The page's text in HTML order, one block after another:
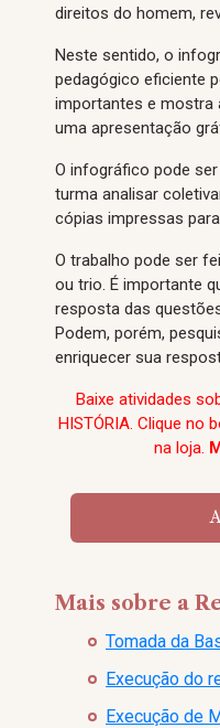
direitos do homem,
Neste sentido, o
pedagógico eficiente
importantes e mostra
uma apresentação
O infográfico pode
turma analisar
cópias impressas
O trabalho pode ser
ou trio. É importante
resposta das
Podem, porém,
enriquecer sua
Baixe atividades
HISTÓRIA. Clique no
na loja.
Mais sobre a
Tomada da
Execução do
Execução de